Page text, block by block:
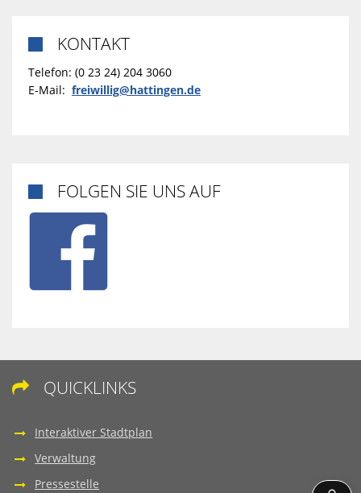
KONTAKT
Telefon: (0 23 24) 204 3060
E-Mail: freiwillig@hattingen.de
FOLGEN SIE UNS AUF
 QUICKLINKS
Interaktiver Stadtplan
Verwaltung
Pressestelle